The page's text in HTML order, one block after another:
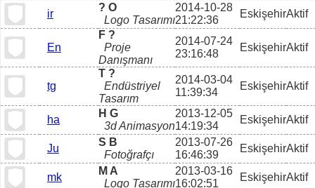
ir
? O
Logo Tasarımı
2014-10-28
21:22:36
EskişehirAktif
En
F ?
Proje
Danışmanı
2014-07-24
23:16:48
EskişehirAktif
tg
T ?
Endüstriyel
Tasarım
2014-03-04
11:39:34
EskişehirAktif
ha
H G
3d Animasyon
2013-12-05
14:19:34
EskişehirAktif
Ju
S B
Fotoğrafçı
2013-07-26
16:46:39
EskişehirAktif
mk
M A
Logo Tasarımı
2013-03-16
16:02:51
EskişehirAktif